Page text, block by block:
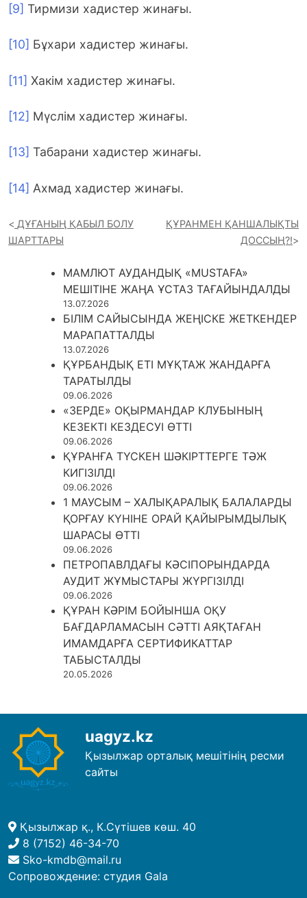
[9] Тирмизи хадистер жинағы.
[10] Бұхари хадистер жинағы.
[11] Хакім хадистер жинағы.
[12] Мүслім хадистер жинағы.
[13] Табарани хадистер жинағы.
[14] Ахмад хадистер жинағы.
ДҰҒАНЫҢ ҚАБЫЛ БОЛУ
ШАРТТАРЫ
ҚҰРАНМЕН ҚАНШАЛЫҚТЫ
ДОССЫҢ?!
МАМЛЮТ АУДАНДЫҚ «MUSTAFA»
МЕШІТІНЕ ЖАҢА ҰСТАЗ ТАҒАЙЫНДАЛДЫ
13.07.2026
БІЛІМ САЙЫСЫНДА ЖЕҢІСКЕ ЖЕТКЕНДЕР
МАРАПАТТАЛДЫ
13.07.2026
ҚҰРБАНДЫҚ ЕТІ МҰҚТАЖ ЖАНДАРҒА
ТАРАТЫЛДЫ
09.06.2026
«ЗЕРДЕ» ОҚЫРМАНДАР КЛУБЫНЫҢ
КЕЗЕКТІ КЕЗДЕСУІ ӨТТІ
09.06.2026
ҚҰРАНҒА ТҮСКЕН ШӘКІРТТЕРГЕ ТӘЖ
КИГІЗІЛДІ
09.06.2026
1 МАУСЫМ – ХАЛЫҚАРАЛЫҚ БАЛАЛАРДЫ
ҚОРҒАУ КҮНІНЕ ОРАЙ ҚАЙЫРЫМДЫЛЫҚ
ШАРАСЫ ӨТТІ
09.06.2026
ПЕТРОПАВЛДАҒЫ КӘСІПОРЫНДАРДА
АУДИТ ЖҰМЫСТАРЫ ЖҮРГІЗІЛДІ
09.06.2026
ҚҰРАН КӘРІМ БОЙЫНША ОҚУ
БАҒДАРЛАМАСЫН СӘТТІ АЯҚТАҒАН
ИМАМДАРҒА СЕРТИФИКАТТАР
ТАБЫСТАЛДЫ
20.05.2026
uagyz.kz
Қызылжар орталық мешітінің ресми
сайты
Қызылжар қ., К.Сүтішев көш. 40
8 (7152) 46-34-70
Sko-kmdb@mail.ru
Сопровождение: студия Gala